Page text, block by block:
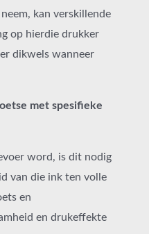
kan verskillende
op hierdie drukker
dikwels wanneer
met spesifieke
word, is dit nodig
van die ink ten volle
en
en drukeffekte